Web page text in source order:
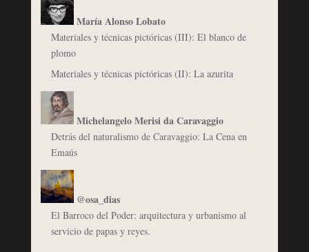
María Alonso Lobato
Materiales y técnicas pictóricas (III): El blanco de
plomo
Materiales y técnicas pictóricas (II): La azurita
Michelangelo Merisi da Caravaggio
Detrás del naturalismo de Caravaggio: La Cena en
Emaús
@osa_dias
El Barroco del Poder: arquitectura y urbanismo al
servicio de papas y reyes.